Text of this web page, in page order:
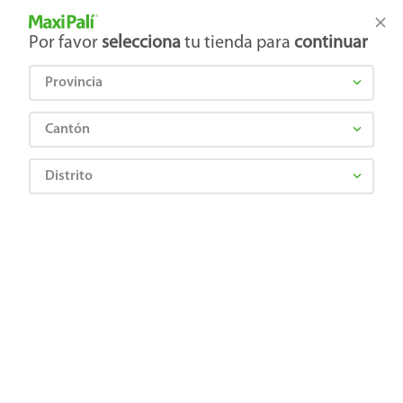
Tienda Maxi Palí
Por favor selecciona tu tienda para continuar
Provincia
Cantón
Distrito